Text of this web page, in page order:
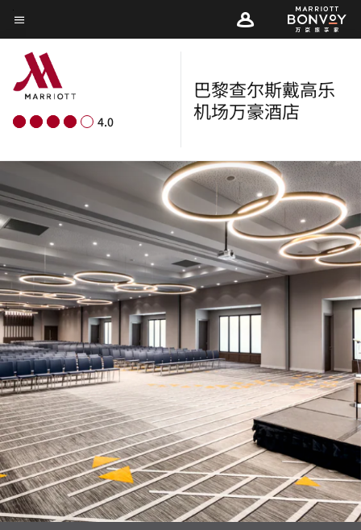
Skip
to
main
content
菜单文本
4.0
巴黎查尔斯戴高乐
机场万豪酒店